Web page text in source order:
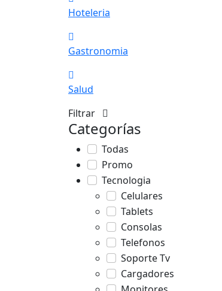
Hoteleria
Gastronomia
Salud
Filtrar
Categorías
Todas
Promo
Tecnologia
Celulares
Tablets
Consolas
Telefonos
Soporte Tv
Cargadores